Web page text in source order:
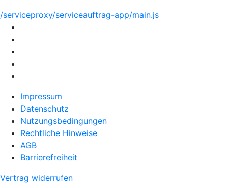
/serviceproxy/serviceauftrag-app/main.js
Impressum
Datenschutz
Nutzungsbedingungen
Rechtliche Hinweise
AGB
Barrierefreiheit
Vertrag widerrufen